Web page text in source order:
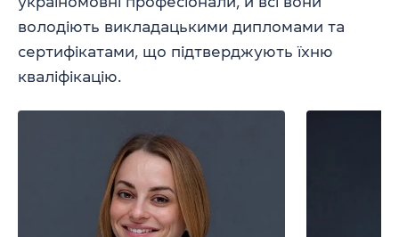
володіють викладацькими дипломами та
сертифікатами, що підтверджують їхню
кваліфікацію.